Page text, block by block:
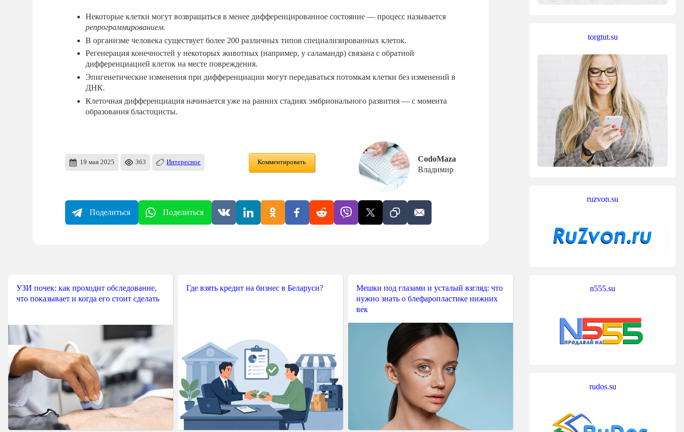
Некоторые клетки могут возвращаться в менее дифференцированное состояние — процесс называется
репрограммированием.
В организме человека существует более 200 различных типов специализированных клеток.
Регенерация конечностей у некоторых животных (например, у саламандр) связана с обратной
дифференциацией клеток на месте повреждения.
Эпигенетические изменения при дифференциации могут передаваться потомкам клетки без изменений в
ДНК.
Клеточная дифференциация начинается уже на ранних стадиях эмбрионального развития — с момента
образования бластоцисты.
19 мая 2025 363 Интересное Комментировать
CodoMaza
Владимир
Поделиться Поделиться
УЗИ почек: как проходит обследование,
что показывает и когда его стоит сделать
Где взять кредит на бизнес в Беларуси?
Мешки под глазами и усталый взгляд: что
нужно знать о блефаропластике нижних
век
torgtut.su
ruzvon.su
n555.su
rudos.su